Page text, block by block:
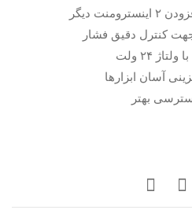
کنترل دقیق فشار
۲۴ ولت
آسان ابزارها